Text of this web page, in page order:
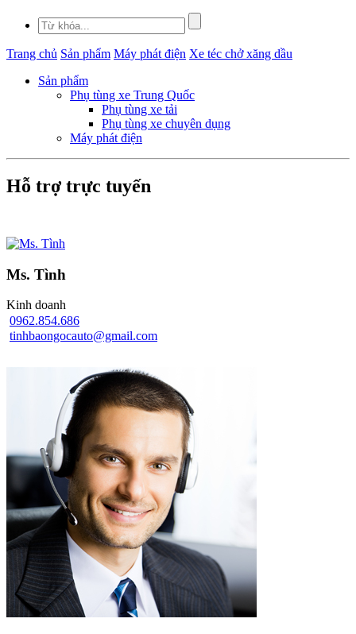
Trang chủ Sản phẩm Máy phát điện Xe téc chở xăng dầu
Sản phẩm
Phụ tùng xe Trung Quốc
Phụ tùng xe tải
Phụ tùng xe chuyên dụng
Máy phát điện
Hỗ trợ trực tuyến
Ms. Tình
Kinh doanh
0962.854.686
tinhbaongocauto@gmail.com